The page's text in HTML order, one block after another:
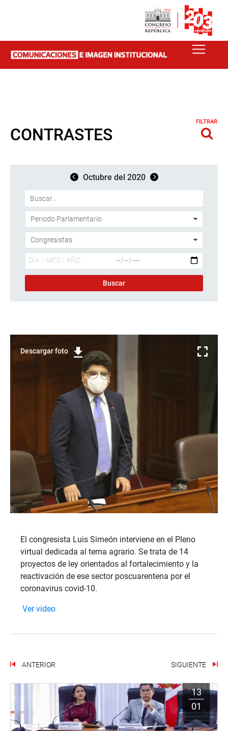
CONTRASTES
FILTRAR
Octubre del 2020
Descargar foto
El congresista Luis Simeón interviene en el Pleno
virtual dedicada al tema agrario. Se trata de 14
proyectos de ley orientados al fortalecimiento y la
reactivación de ese sector poscuarentena por el
coronavirus covid-10.
Ver vídeo
ANTERIOR SIGUIENTE
13
01